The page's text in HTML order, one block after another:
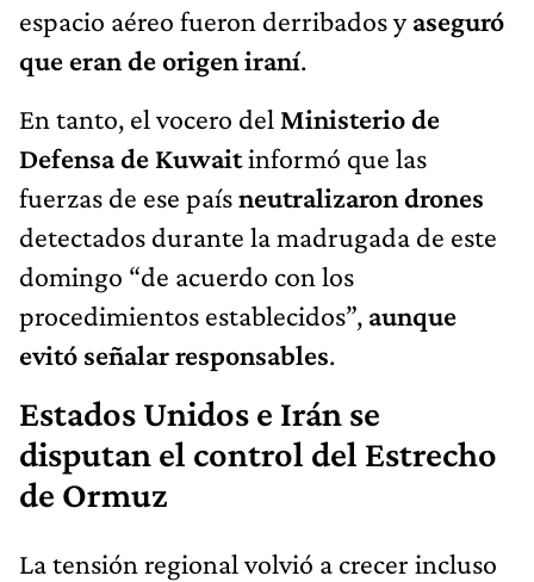
espacio aéreo fueron derribados yaseguró
que eran de origen iraní.
En tanto, el vocero del Ministerio de
Defensa de Kuwaitinformó que las
fuerzas de ese paísneutralizaron drones
detectados durante la madrugada de este
domingo “de acuerdo con los
procedimientos establecidos”, aunque
evitó señalar responsables.
Estados Unidos e Irán se
disputan el control del Estrecho
de Ormuz
La tensión regional volvió a crecer incluso